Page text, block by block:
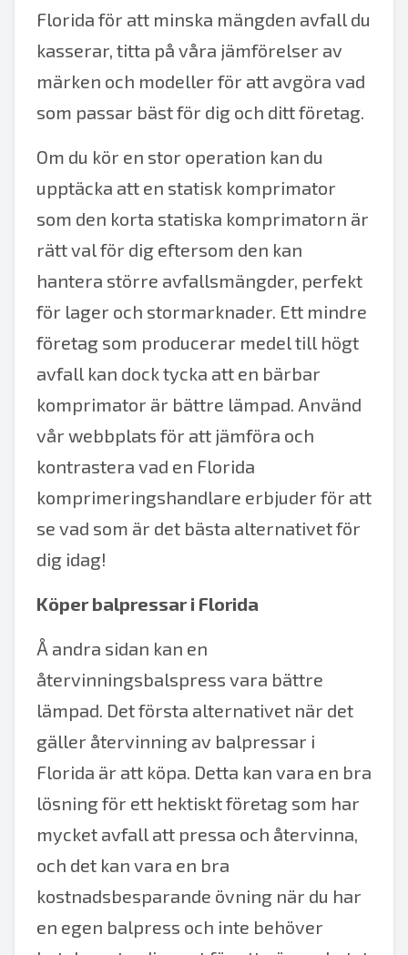
Florida för att minska mängden avfall du
kasserar, titta på våra jämförelser av
märken och modeller för att avgöra vad
som passar bäst för dig och ditt företag.
Om du kör en stor operation kan du
upptäcka att en statisk komprimator
som den korta statiska komprimatorn är
rätt val för dig eftersom den kan
hantera större avfallsmängder, perfekt
för lager och stormarknader. Ett mindre
företag som producerar medel till högt
avfall kan dock tycka att en bärbar
komprimator är bättre lämpad. Använd
vår webbplats för att jämföra och
kontrastera vad en Florida
komprimeringshandlare erbjuder för att
se vad som är det bästa alternativet för
dig idag!
Köper balpressar i Florida
Å andra sidan kan en
återvinningsbalspress vara bättre
lämpad. Det första alternativet när det
gäller återvinning av balpressar i
Florida är att köpa. Detta kan vara en bra
lösning för ett hektiskt företag som har
mycket avfall att pressa och återvinna,
och det kan vara en bra
kostnadsbesparande övning när du har
en egen balpress och inte behöver